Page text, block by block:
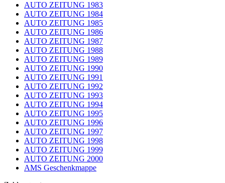
AUTO ZEITUNG 1983
AUTO ZEITUNG 1984
AUTO ZEITUNG 1985
AUTO ZEITUNG 1986
AUTO ZEITUNG 1987
AUTO ZEITUNG 1988
AUTO ZEITUNG 1989
AUTO ZEITUNG 1990
AUTO ZEITUNG 1991
AUTO ZEITUNG 1992
AUTO ZEITUNG 1993
AUTO ZEITUNG 1994
AUTO ZEITUNG 1995
AUTO ZEITUNG 1996
AUTO ZEITUNG 1997
AUTO ZEITUNG 1998
AUTO ZEITUNG 1999
AUTO ZEITUNG 2000
AMS Geschenkmappe